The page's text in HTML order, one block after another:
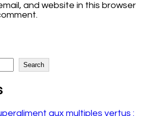
and website in this browser
Search
aux multiples vertus :